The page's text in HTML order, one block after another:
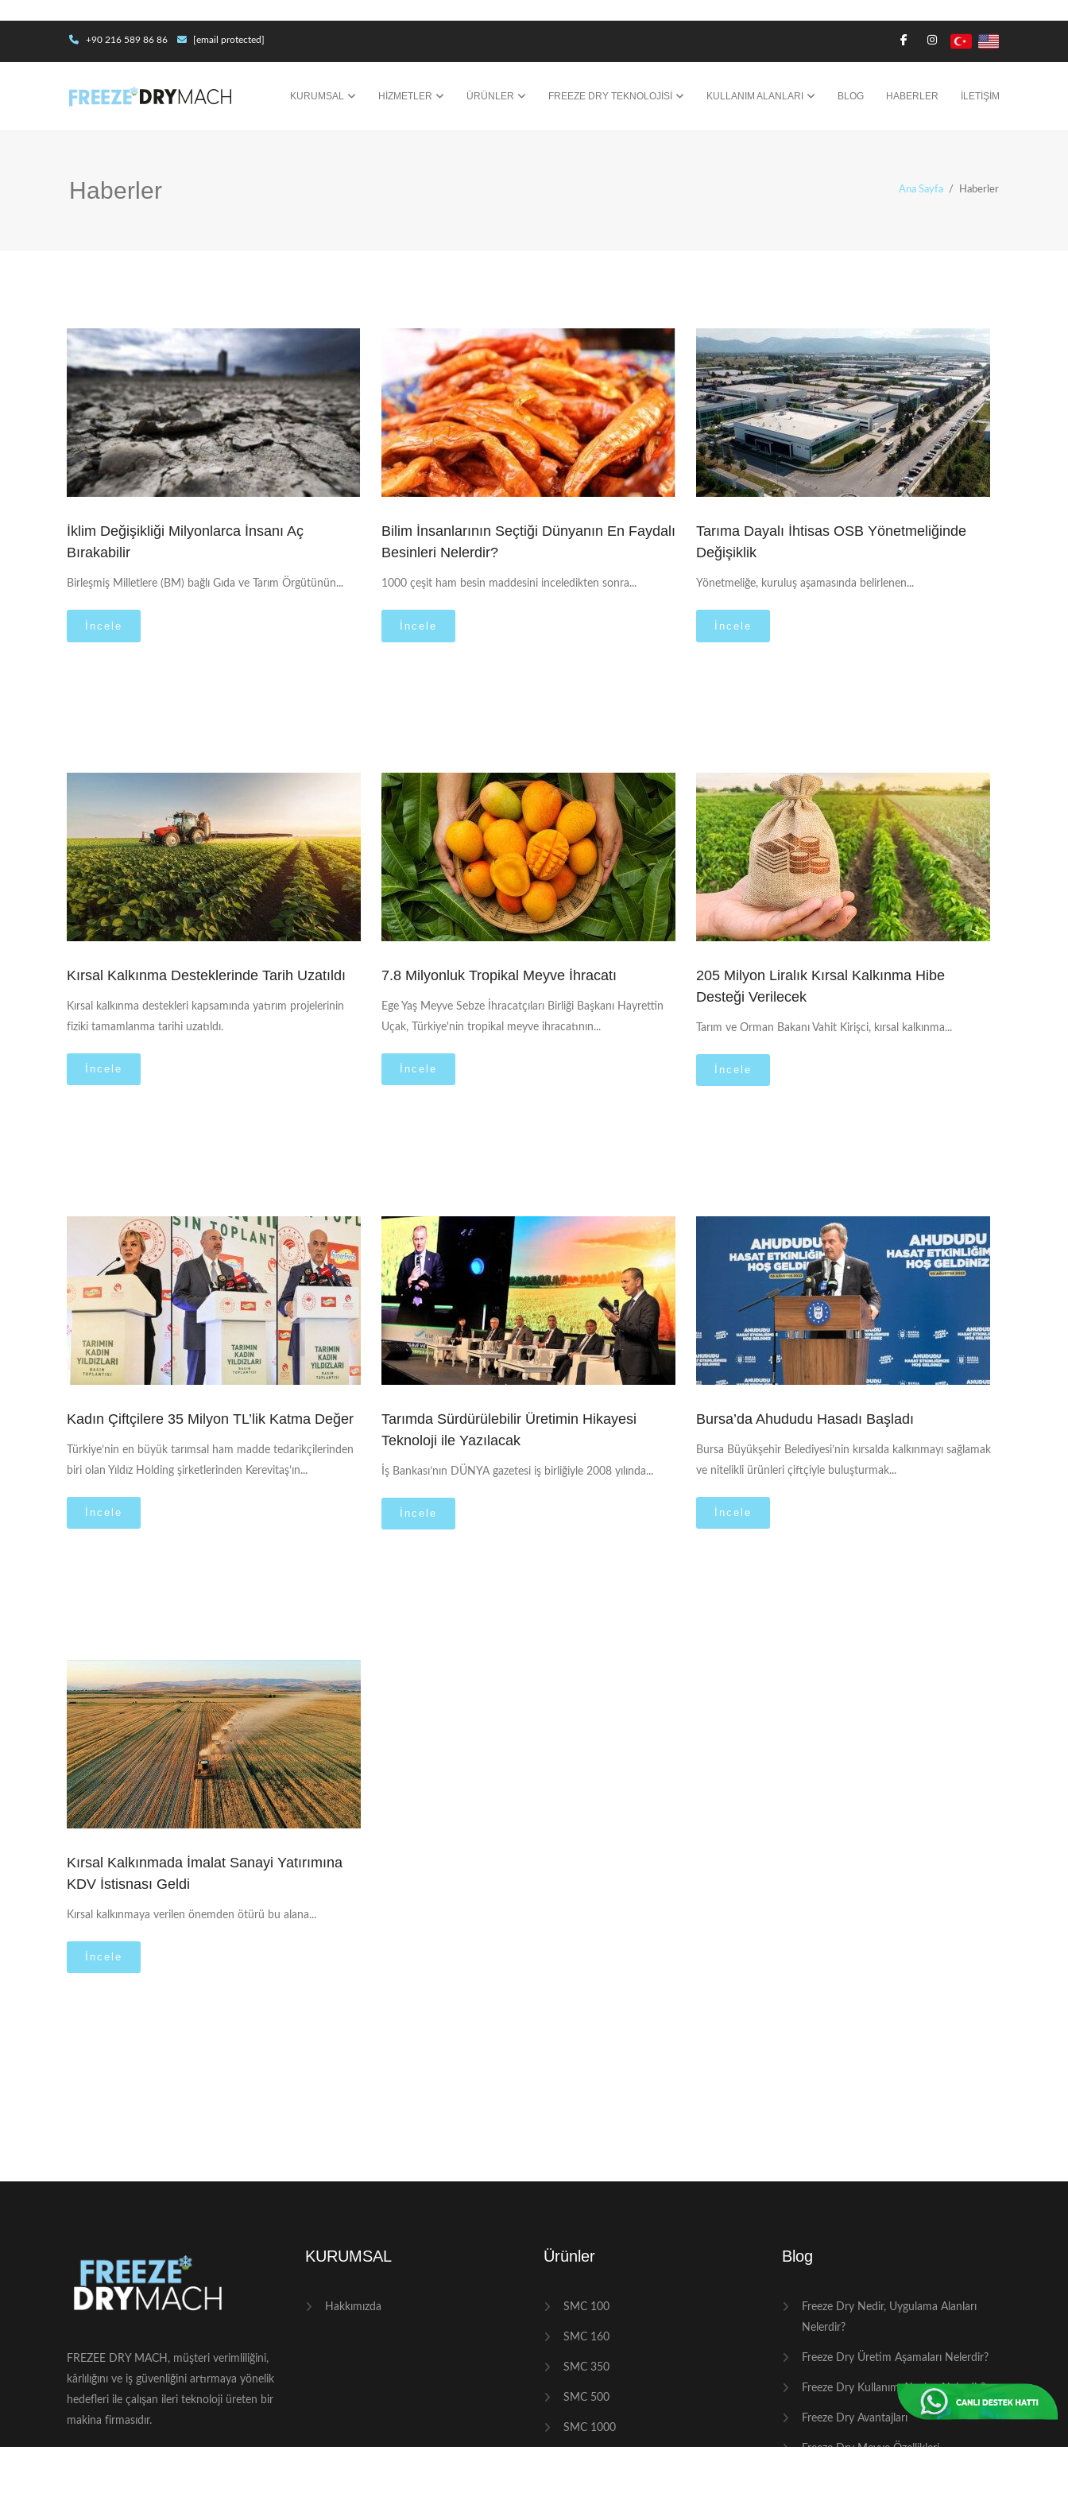
+90 216 589 86 86 [email protected]
KURUMSAL HİZMETLER ÜRÜNLER FREEZE DRY TEKNOLOJİSİ KULLANIM ALANLARI BLOG HABERLER İLETİŞİM
Haberler Ana Sayfa / Haberler
İklim Değişikliği Milyonlarca İnsanı Aç
Bırakabilir
Birleşmiş Milletlere (BM) bağlı Gıda ve Tarım Örgütünün...
İncele
Bilim İnsanlarının Seçtiği Dünyanın En Faydalı
Besinleri Nelerdir?
1000 çeşit ham besin maddesini inceledikten sonra...
İncele
Tarıma Dayalı İhtisas OSB Yönetmeliğinde
Değişiklik
Yönetmeliğe, kuruluş aşamasında belirlenen...
İncele
Kırsal Kalkınma Desteklerinde Tarih Uzatıldı
Kırsal kalkınma destekleri kapsamında yatırım projelerinin
fiziki tamamlanma tarihi uzatıldı.
İncele
7.8 Milyonluk Tropikal Meyve İhracatı
Ege Yaş Meyve Sebze İhracatçıları Birliği Başkanı Hayrettin
Uçak, Türkiye'nin tropikal meyve ihracatının...
İncele
205 Milyon Liralık Kırsal Kalkınma Hibe
Desteği Verilecek
Tarım ve Orman Bakanı Vahit Kirişci, kırsal kalkınma...
İncele
Kadın Çiftçilere 35 Milyon TL’lik Katma Değer
Türkiye’nin en büyük tarımsal ham madde tedarikçilerinden
biri olan Yıldız Holding şirketlerinden Kerevitaş’ın...
İncele
Tarımda Sürdürülebilir Üretimin Hikayesi
Teknoloji ile Yazılacak
İş Bankası’nın DÜNYA gazetesi iş birliğiyle 2008 yılında...
İncele
Bursa’da Ahududu Hasadı Başladı
Bursa Büyükşehir Belediyesi’nin kırsalda kalkınmayı sağlamak
ve nitelikli ürünleri çiftçiyle buluşturmak...
İncele
Kırsal Kalkınmada İmalat Sanayi Yatırımına
KDV İstisnası Geldi
Kırsal kalkınmaya verilen önemden ötürü bu alana...
İncele
FREZEE DRY MACH, müşteri verimliliğini,
kârlılığını ve iş güvenliğini artırmaya yönelik
hedefleri ile çalışan ileri teknoloji üreten bir
makina firmasıdır.
KURUMSAL
Hakkımızda
Ürünler
SMC 100
SMC 160
SMC 350
SMC 500
SMC 1000
Blog
Freeze Dry Nedir, Uygulama Alanları
Nelerdir?
Freeze Dry Üretim Aşamaları Nelerdir?
Freeze Dry Kullanım Alanları Nelerdir?
Freeze Dry Avantajları
Freeze Dry Meyve Özellikleri